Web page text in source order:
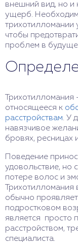
внешний вид, но и
ущерб.
трихотилломании
чтобы
проблем в
Трихотилломания
относящееся к
расстройствам. У
навязчивое
бровях, ресницах
Поведение
удовольствие, но
потере волос и
обычно
подростковом
является просто
расстройством,
специалиста.